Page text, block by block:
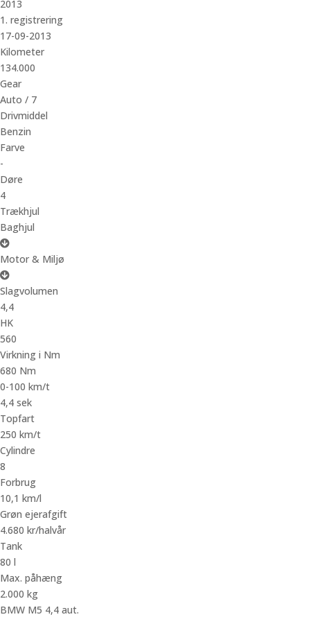
2013
1. registrering
17-09-2013
Kilometer
134.000
Gear
Auto / 7
Drivmiddel
Benzin
Farve
-
Døre
4
Trækhjul
Baghjul
Motor & Miljø
Slagvolumen
4,4
HK
560
Virkning i Nm
680 Nm
0-100 km/t
4,4 sek
Topfart
250 km/t
Cylindre
8
Forbrug
10,1 km/l
Grøn ejerafgift
4.680 kr/halvår
Tank
80 l
Max. påhæng
2.000 kg
BMW M5 4,4 aut.